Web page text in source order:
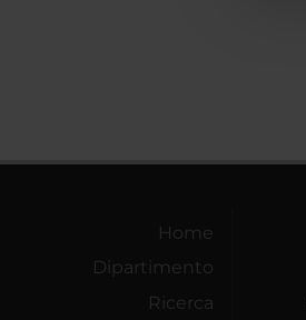
Home
Dipartimento
Ricerca